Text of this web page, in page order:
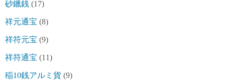
砂鑞銭 (17)
祥元通宝 (8)
祥符元宝 (9)
祥符通宝 (11)
稲10銭アルミ貨 (9)